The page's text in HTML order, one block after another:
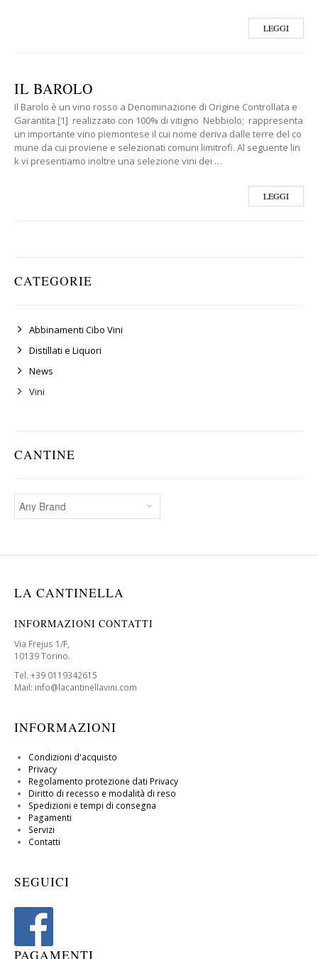
LEGGI
IL BAROLO
Il Barolo è un vino rosso a Denominazione di Origine Controllata e
Garantita [1] realizzato con 100% di vitigno Nebbiolo; rappresenta
un importante vino piemontese il cui nome deriva dalle terre del co
mune da cui proviene e selezionati comuni limitrofi. Al seguente lin
k vi presentiamo inoltre una selezione vini dei …
LEGGI
CATEGORIE
Abbinamenti Cibo Vini
Distillati e Liquori
News
Vini
CANTINE
LA CANTINELLA
INFORMAZIONI CONTATTI
Via Frejus 1/F,
10139 Torino.
Tel. +39 0119342615
Mail: info@lacantinellavini.com
INFORMAZIONI
Condizioni d'acquisto
Privacy
Regolamento protezione dati Privacy
Diritto di recesso e modalità di reso
Spedizioni e tempi di consegna
Pagamenti
Servizi
Contatti
SEGUICI
PAGAMENTI